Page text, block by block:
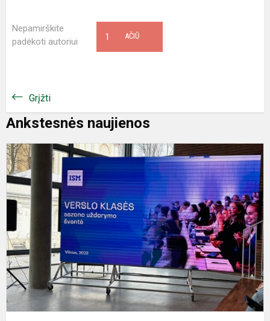
Nepamirškite
padėkoti autoriui
AČIŪ
1
Grįžti
Ankstesnės naujienos